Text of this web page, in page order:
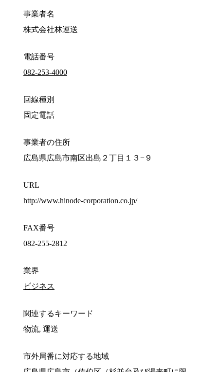
事業者名
株式会社林運送
電話番号
082-253-4000
回線種別
固定電話
事業者の住所
広島県広島市南区出島２丁目１３−９
URL
http://www.hinode-corporation.co.jp/
FAX番号
082-255-2812
業界
ビジネス
関連するキーワード
物流, 運送
市外局番に対応する地域